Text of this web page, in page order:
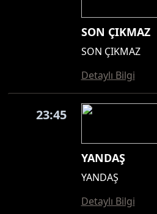
SON ÇIKMAZ
SON ÇIKMAZ
Detaylı Bilgi
23:45
YANDAŞ
YANDAŞ
Detaylı Bilgi